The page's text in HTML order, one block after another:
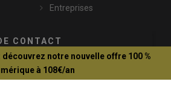
Entreprises
CONTACT
notre nouvelle offre 100 %
à 108€/an